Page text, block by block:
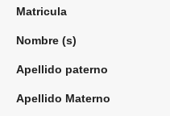
Matricula
Nombre (s) Carlos
Apellido paterno
Apellido Materno